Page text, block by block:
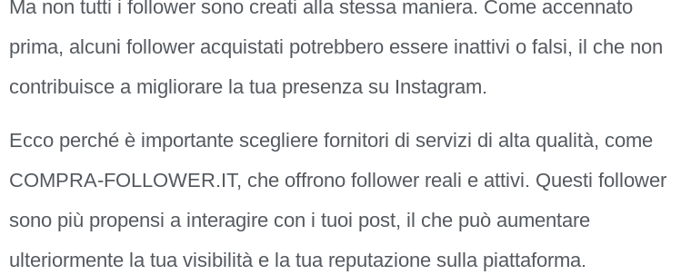
Ma non tutti i follower sono creati alla stessa maniera. Come accennato
prima, alcuni follower acquistati potrebbero essere inattivi o falsi, il che non
contribuisce a migliorare la tua presenza su Instagram.
Ecco perché è importante scegliere fornitori di servizi di alta qualità, come
COMPRA-FOLLOWER.IT, che offrono follower reali e attivi. Questi follower
sono più propensi a interagire con i tuoi post, il che può aumentare
ulteriormente la tua visibilità e la tua reputazione sulla piattaforma.